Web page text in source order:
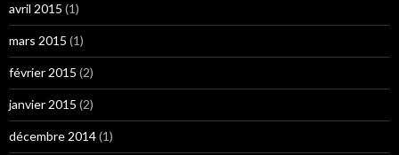
avril 2015 (1)
mars 2015 (1)
février 2015 (2)
janvier 2015 (2)
décembre 2014(1)